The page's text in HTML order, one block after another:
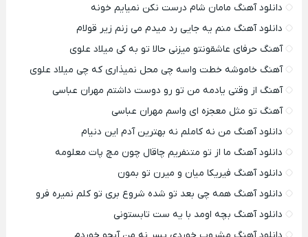
دانلود آهنگ مامان شام درست نکن نمیایم خونه
دانلود آهنگ منم یه جایی رد میدم می زنم زیر قولام
آهنگ حرفای عاشقونتو میزنی حالا تو به کی میلاد علوی
آهنگ خاموشه خطت واسه چی محل نمیذاری که چی میلاد علوی
آهنگ از وقتی یادمه من تو رو دوست داشتم مهران عباسی
آهنگ تو مثل معجزه ای واسم مهران عباسی
دانلود آهنگ من نه کاملم نه بهترین آدم این دنیام
دانلود آهنگ ما از تو متنفریم چاقال چون مچ پات معلومه
دانلود آهنگ فیریکا میان و میرن تو بمون
دانلود آهنگ همه چی بعد تو شده شروع بری تو کلم نمیره فرو
دانلود آهنگ بچه اومد با یه ست تابستونی